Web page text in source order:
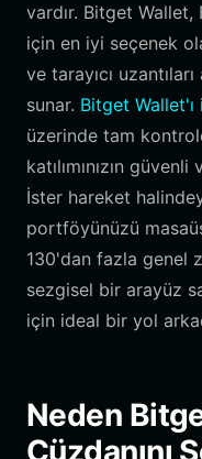
vardır. Bitget Wallet,
için en iyi seçenek
ve tarayıcı
sunar. Bitget
üzerinde tam
katılımınızın
İster hareket
portföyünüzü
130'dan fazla genel
sezgisel bir arayüz
için ideal bir yol
Neden
Cüzdanını